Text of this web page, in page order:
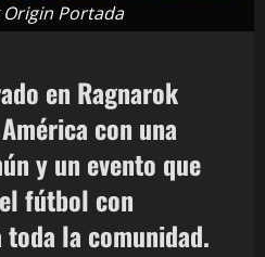
Origin Portada
en Ragnarok
con una
y un evento que
fútbol con
la comunidad.